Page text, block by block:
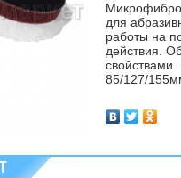
для
работы на
действия.
85/127/